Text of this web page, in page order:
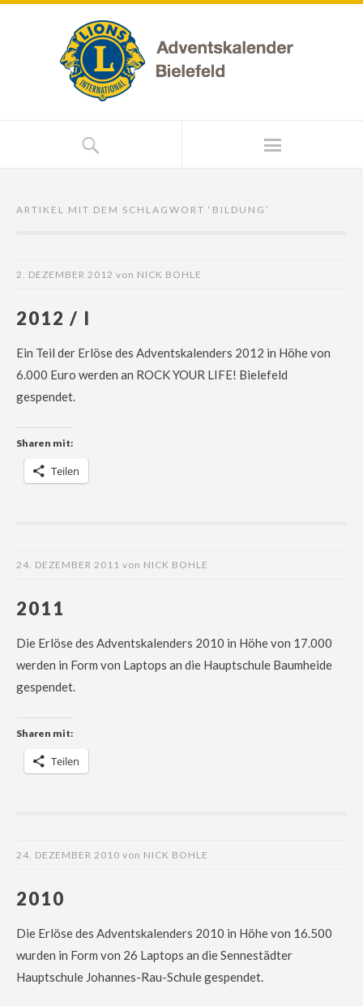
ARTIKEL MIT DEM SCHLAGWORT ‘ BILDUNG ’
2. DEZEMBER 2012 von NICK BOHLE
2012 / I
Ein Teil der Erlöse des Adventskalenders 2012 in Höhe von
6.000 Euro werden an ROCK YOUR LIFE! Bielefeld
gespendet.
Sharen mit:
Teilen
24. DEZEMBER 2011 von NICK BOHLE
2011
Die Erlöse des Adventskalenders 2010 in Höhe von 17.000
werden in Form von Laptops an die Hauptschule Baumheide
gespendet.
Sharen mit:
Teilen
24. DEZEMBER 2010 von NICK BOHLE
2010
Die Erlöse des Adventskalenders 2010 in Höhe von 16.500
wurden in Form von 26 Laptops an die Sennestädter
Hauptschule Johannes-Rau-Schule gespendet.